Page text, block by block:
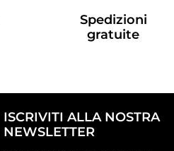
Spedizioni
gratuite
ISCRIVITI ALLA NOSTRA
NEWSLETTER